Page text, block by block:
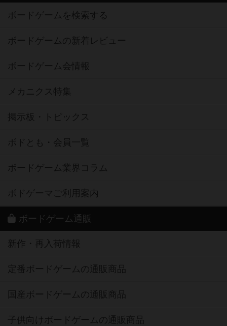
ボードゲームを検索する
ボードゲームの新着レビュー
ボードゲーム会情報
メカニクス特集
掲示板・トピックス
ボドとも・会員一覧
ボードゲーム業界コラム
ボドゲーマご利用案内
ボードゲーム通販
新作・再入荷情報
定番ボードゲームの通販商品
国産ボードゲームの通販商品
子供向けボードゲームの通販商品